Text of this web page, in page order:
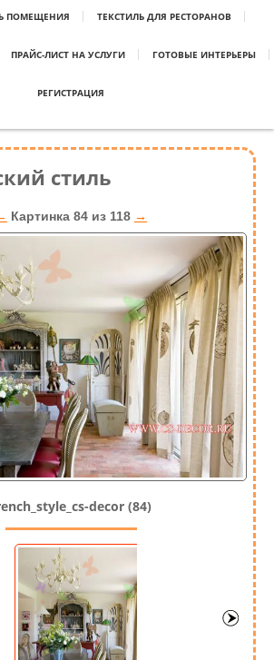
ПОМЕЩЕНИЯ ТЕКСТИЛЬ ДЛЯ РЕСТОРАНОВ
ПРАЙС-ЛИСТ НА УСЛУГИ ГОТОВЫЕ ИНТЕРЬЕРЫ
РЕГИСТРАЦИЯ
стиль
Картинка 84 из 118 →
decor (84)